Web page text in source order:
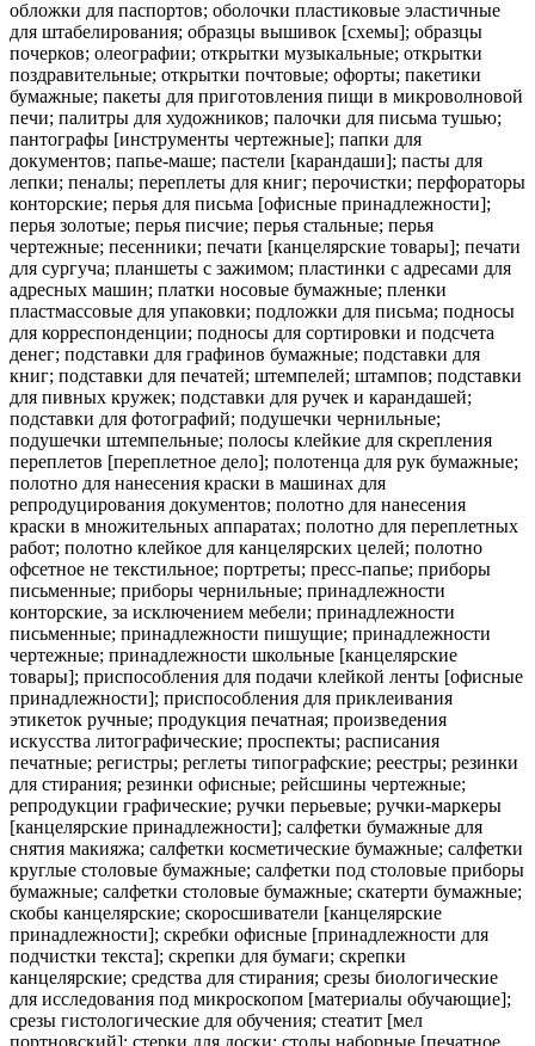
обложки для паспортов; оболочки пластиковые эластичные
для штабелирования; образцы вышивок [схемы]; образцы
почерков; олеографии; открытки музыкальные; открытки
поздравительные; открытки почтовые; офорты; пакетики
бумажные; пакеты для приготовления пищи в микроволновой
печи; палитры для художников; палочки для письма тушью;
пантографы [инструменты чертежные]; папки для
документов; папье-маше; пастели [карандаши]; пасты для
лепки; пеналы; переплеты для книг; перочистки; перфораторы
конторские; перья для письма [офисные принадлежности];
перья золотые; перья писчие; перья стальные; перья
чертежные; песенники; печати [канцелярские товары]; печати
для сургуча; планшеты с зажимом; пластинки с адресами для
адресных машин; платки носовые бумажные; пленки
пластмассовые для упаковки; подложки для письма; подносы
для корреспонденции; подносы для сортировки и подсчета
денег; подставки для графинов бумажные; подставки для
книг; подставки для печатей; штемпелей; штампов; подставки
для пивных кружек; подставки для ручек и карандашей;
подставки для фотографий; подушечки чернильные;
подушечки штемпельные; полосы клейкие для скрепления
переплетов [переплетное дело]; полотенца для рук бумажные;
полотно для нанесения краски в машинах для
репродуцирования документов; полотно для нанесения
краски в множительных аппаратах; полотно для переплетных
работ; полотно клейкое для канцелярских целей; полотно
офсетное не текстильное; портреты; пресс-папье; приборы
письменные; приборы чернильные; принадлежности
конторские, за исключением мебели; принадлежности
письменные; принадлежности пишущие; принадлежности
чертежные; принадлежности школьные [канцелярские
товары]; приспособления для подачи клейкой ленты [офисные
принадлежности]; приспособления для приклеивания
этикеток ручные; продукция печатная; произведения
искусства литографические; проспекты; расписания
печатные; регистры; реглеты типографские; реестры; резинки
для стирания; резинки офисные; рейсшины чертежные;
репродукции графические; ручки перьевые; ручки-маркеры
[канцелярские принадлежности]; салфетки бумажные для
снятия макияжа; салфетки косметические бумажные; салфетки
круглые столовые бумажные; салфетки под столовые приборы
бумажные; салфетки столовые бумажные; скатерти бумажные;
скобы канцелярские; скоросшиватели [канцелярские
принадлежности]; скребки офисные [принадлежности для
подчистки текста]; скрепки для бумаги; скрепки
канцелярские; средства для стирания; срезы биологические
для исследования под микроскопом [материалы обучающие];
срезы гистологические для обучения; стеатит [мел
портновский]; стерки для доски; столы наборные [печатное